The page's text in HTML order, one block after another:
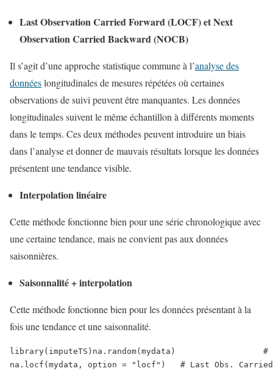
Last Observation Carried Forward (LOCF) et Next
Observation Carried Backward (NOCB)
Il s’agit d’une approche statistique commune à l’analyse des
donnéeslongitudinales de mesures répétées où certaines
observations de suivi peuvent être manquantes. Les données
longitudinales suivent le même échantillon à différents moments
dans le temps. Ces deux méthodes peuvent introduire un biais
dans l’analyse et donner de mauvais résultats lorsque les données
présentent une tendance visible.
Interpolation linéaire
Cette méthode fonctionne bien pour une série chronologique avec
une certaine tendance, mais ne convient pas aux données
saisonnières.
Saisonnalité + interpolation
Cette méthode fonctionne bien pour les données présentant à la
fois une tendance et une saisonnalité.
library(imputeTS) na.random(mydata)                  #
na.locf(mydata, option = "locf")   # Last Obs. Carried